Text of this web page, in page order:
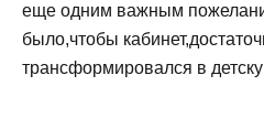
еще одним важным
было,чтобы
трансформировался в